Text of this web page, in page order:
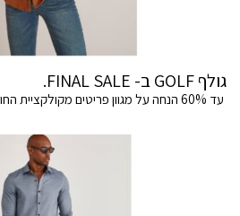
גולף GOLF ב- FINAL SALE.
עד 60% הנחה על מגוון פריטים מקולקציית החורף